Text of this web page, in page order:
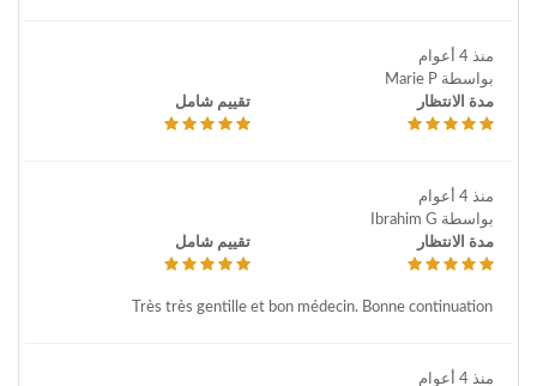
منذ 4 أعوام
بواسطة Marie P
مدة الانتظار
تقييم شامل
منذ 4 أعوام
بواسطة Ibrahim G
مدة الانتظار
تقييم شامل
Très très gentille et bon médecin. Bonne continuation
منذ 4 أعوام